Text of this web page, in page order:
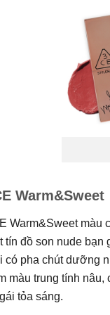
Warm&Sweet
Warm&Sweet màu
tín đồ son nude bạn
có pha chút dưỡng
màu trung tính nâu,
tỏa sáng.